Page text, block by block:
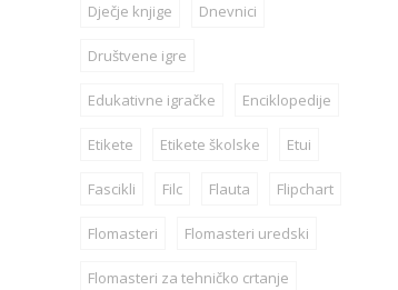
Dječje knjige Dnevnici
Društvene igre
Edukativne igračke Enciklopedije
Etikete Etikete školske Etui
Fascikli Filc Flauta Flipchart
Flomasteri Flomasteri uredski
Flomasteri za tehničko crtanje